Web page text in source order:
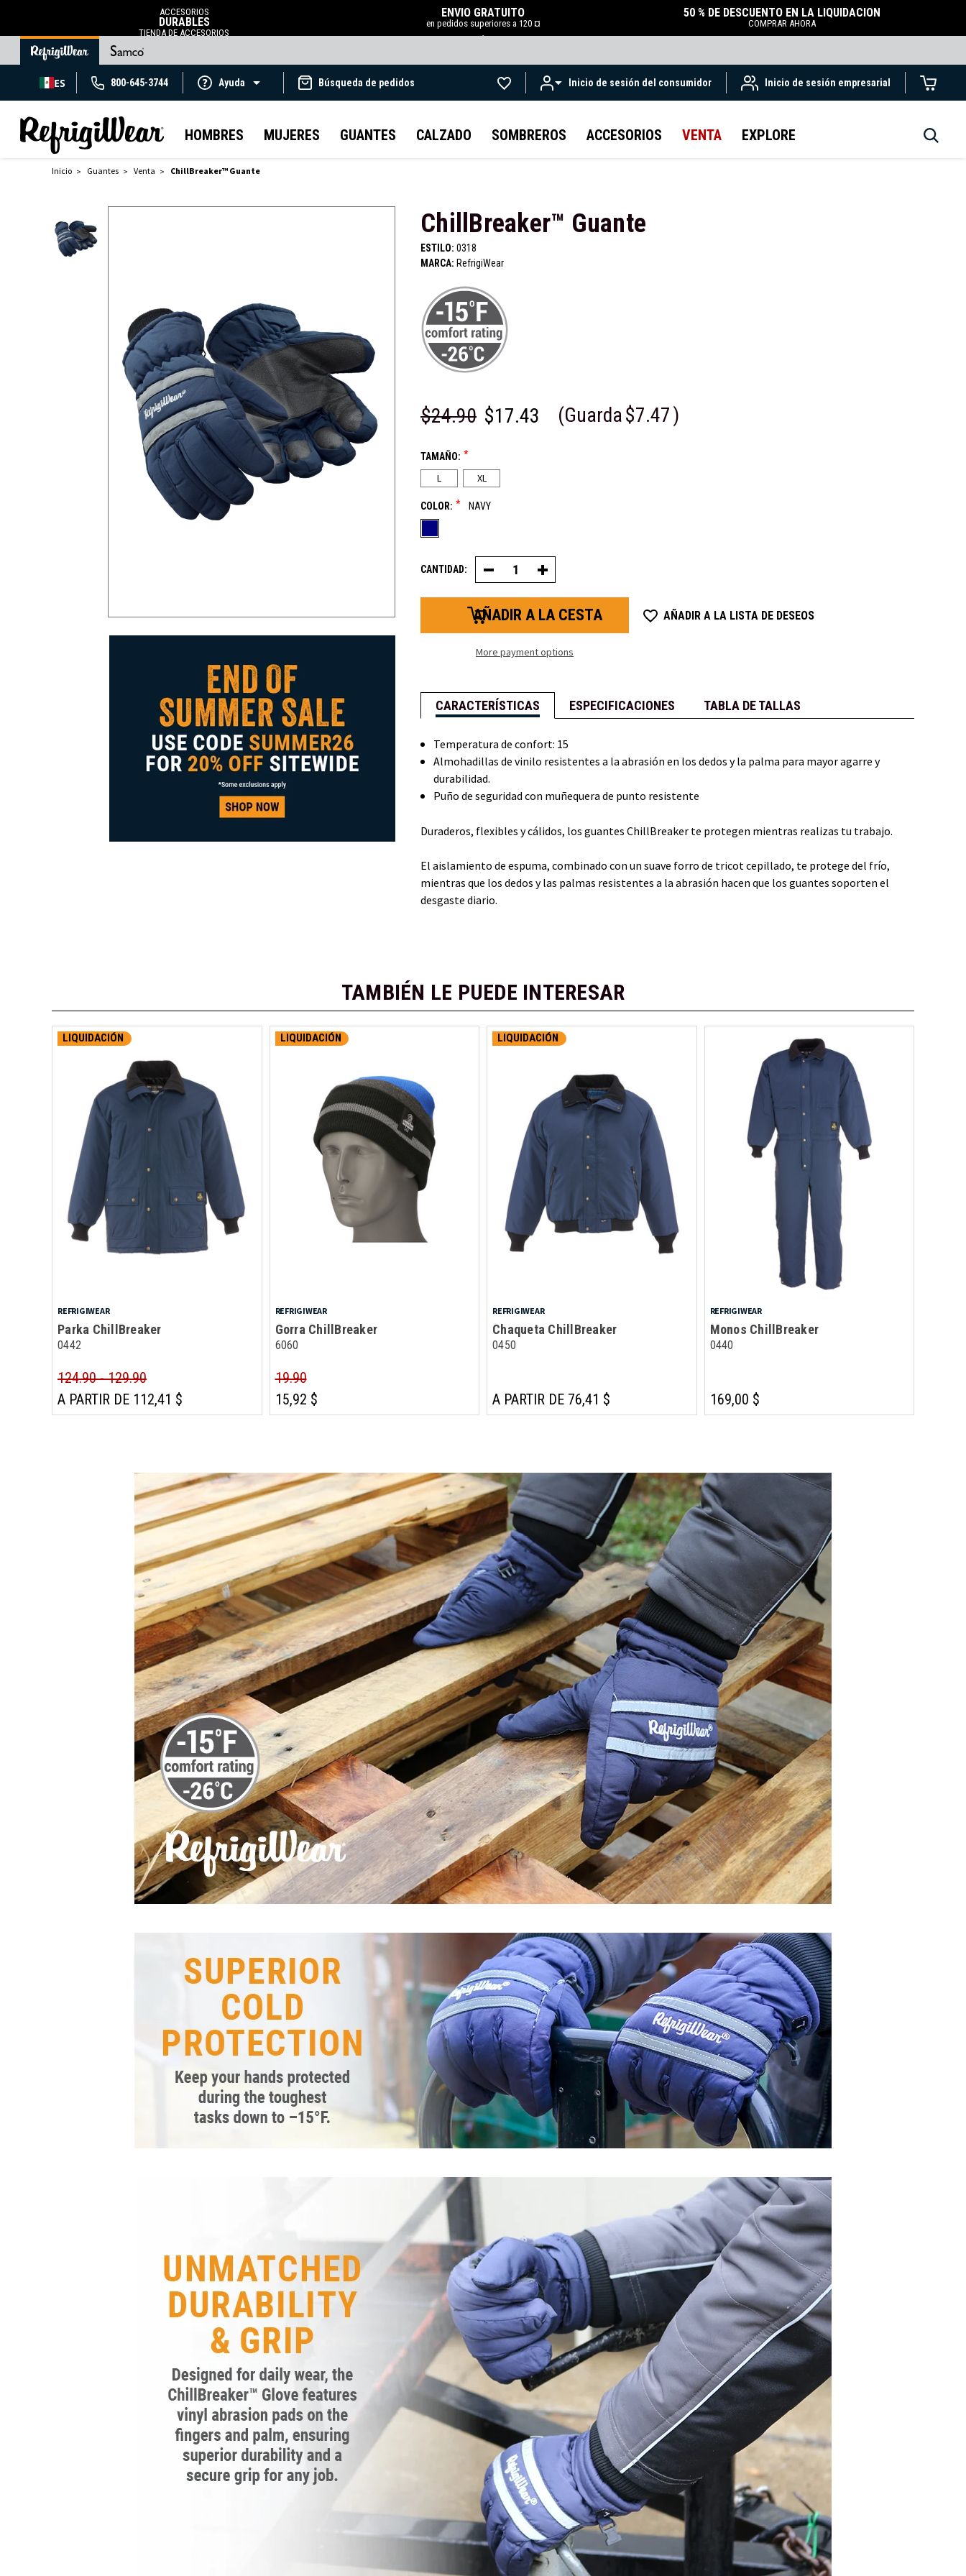
ACCESORIOS
DURABLES
TIENDA DE ACCESORIOS
ENVÍO GRATUITO
en pedidos superiores a 120 ¤
.
50 % DE DESCUENTO EN LA LIQUIDACIÓN
COMPRAR AHORA
ES 800-645-3744 Ayuda Búsqueda de pedidos Inicio de sesión del consumidor Inicio de sesión empresarial
HOMBRES MUJERES GUANTES CALZADO SOMBREROS ACCESORIOS VENTA EXPLORE
Inicio Guantes Venta ChillBreaker™ Guante
ChillBreaker™ Guante
ESTILO: 0318
MARCA: RefrigiWear
$24.90 $17.43 (Guarda$7.47)
TAMAÑO: *
L XL
COLOR: * NAVY
CANTIDAD: Decrease
Quantity
of
ChillBreaker™
Guante
Increase
Quantity
of
Guante
More payment options
AÑADIR A LA LISTA DE DESEOS
CARACTERÍSTICAS ESPECIFICACIONES TABLA DE TALLAS
Temperatura de confort: 15
Almohadillas de vinilo resistentes a la abrasión en los dedos y la palma para mayor agarre y
durabilidad.
Puño de seguridad con muñequera de punto resistente
Duraderos, flexibles y cálidos, los guantes ChillBreaker te protegen mientras realizas tu trabajo.
El aislamiento de espuma, combinado con un suave forro de tricot cepillado, te protege del frío,
mientras que los dedos y las palmas resistentes a la abrasión hacen que los guantes soporten el
desgaste diario.
TAMBIÉN LE PUEDE INTERESAR
LIQUIDACIÓN
REFRIGIWEAR
Parka ChillBreaker
0442
124.90 - 129.90
A PARTIR DE 112,41 $
LIQUIDACIÓN
REFRIGIWEAR
Gorra ChillBreaker
6060
19.90
15,92 $
LIQUIDACIÓN
REFRIGIWEAR
Chaqueta ChillBreaker
0450
A PARTIR DE 76,41 $
REFRIGIWEAR
Monos ChillBreaker
0440
169,00 $